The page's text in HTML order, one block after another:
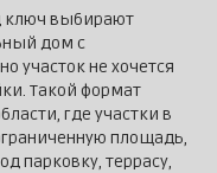
ключ выбирают
дом с
участок не хочется
Такой формат
где участки в
площадь,
парковку, террасу,